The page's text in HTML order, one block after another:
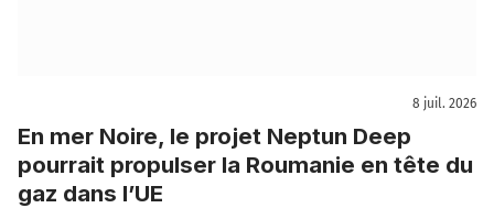
8 juil. 2026
En mer Noire, le projet Neptun Deep
pourrait propulser la Roumanie en tête du
gaz dans l’UE